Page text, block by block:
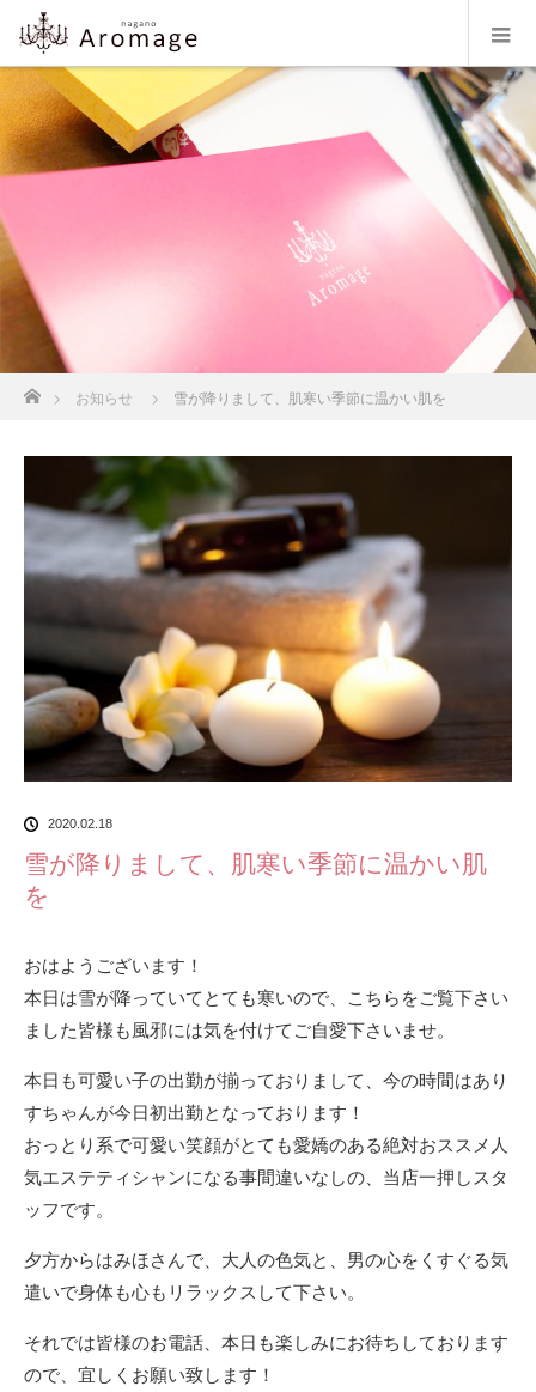
ホーム
お知らせ 雪が降りまして、肌寒い季節に温かい肌を
2020.02.18
雪が降りまして、肌寒い季節に温かい肌
を
おはようございます！
本日は雪が降っていてとても寒いので、こちらをご覧下さい
ました皆様も風邪には気を付けてご自愛下さいませ。
本日も可愛い子の出勤が揃っておりまして、今の時間はあり
すちゃんが今日初出勤となっております！
おっとり系で可愛い笑顔がとても愛嬌のある絶対おススメ人
気エステティシャンになる事間違いなしの、当店一押しスタ
ッフです。
夕方からはみほさんで、大人の色気と、男の心をくすぐる気
遣いで身体も心もリラックスして下さい。
それでは皆様のお電話、本日も楽しみにお待ちしております
ので、宜しくお願い致します！